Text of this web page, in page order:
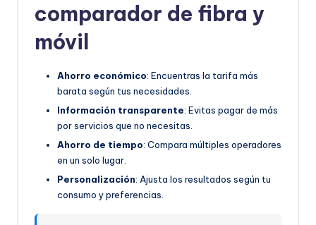
comparador de fibra y
móvil
Ahorro económico: Encuentras la tarifa más
barata según tus necesidades.
Información transparente: Evitas pagar de más
por servicios que no necesitas.
Ahorro de tiempo: Compara múltiples operadores
en un solo lugar.
Personalización: Ajusta los resultados según tu
consumo y preferencias.